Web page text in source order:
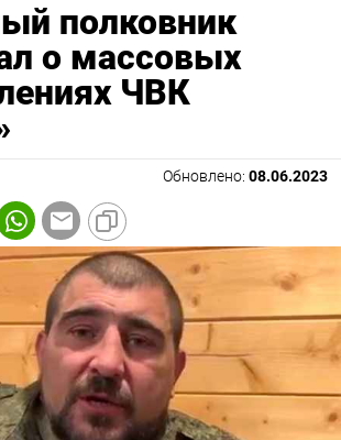
полковник
о массовых
ЧВК
Обновлено: 08.06.2023